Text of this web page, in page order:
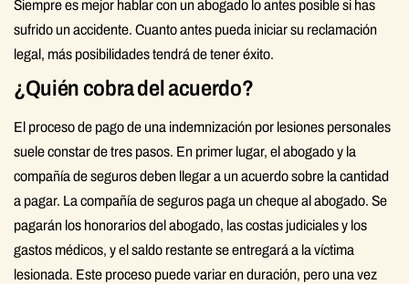
Siempre es mejor hablar con un abogado lo antes posible si has
sufrido un accidente. Cuanto antes pueda iniciar su reclamación
legal, más posibilidades tendrá de tener éxito.
¿Quién cobra del acuerdo?
El proceso de pago de una indemnización por lesiones personales
suele constar de tres pasos. En primer lugar, el abogado y la
compañía de seguros deben llegar a un acuerdo sobre la cantidad
a pagar. La compañía de seguros paga un cheque al abogado. Se
pagarán los honorarios del abogado, las costas judiciales y los
gastos médicos, y el saldo restante se entregará a la víctima
lesionada. Este proceso puede variar en duración, pero una vez